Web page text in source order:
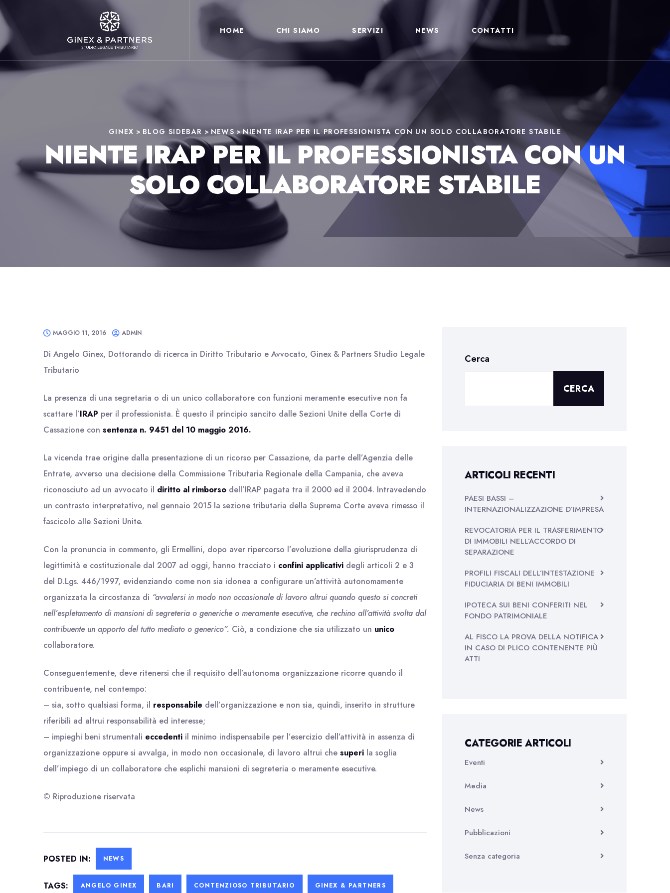
HOME CHI SIAMO SERVIZI NEWS CONTATTI
GINEX > BLOG SIDEBAR > NEWS >NIENTE IRAP PER IL PROFESSIONISTA CON UN SOLO COLLABORATORE STABILE
NIENTE IRAP PER IL PROFESSIONISTA CON UN
SOLO COLLABORATORE STABILE
MAGGIO 11, 2016 ADMIN
Di Angelo Ginex, Dottorando di ricerca in Diritto Tributario e Avvocato, Ginex & Partners Studio Legale
Tributario
La presenza di una segretaria o di un unico collaboratore con funzioni meramente esecutive non fa
scattare l’IRAP per il professionista. È questo il principio sancito dalle Sezioni Unite della Corte di
Cassazione con sentenza n. 9451 del 10 maggio 2016.
La vicenda trae origine dalla presentazione di un ricorso per Cassazione, da parte dell’Agenzia delle
Entrate, avverso una decisione della Commissione Tributaria Regionale della Campania, che aveva
riconosciuto ad un avvocato il diritto al rimborso dell’IRAP pagata tra il 2000 ed il 2004. Intravedendo
un contrasto interpretativo, nel gennaio 2015 la sezione tributaria della Suprema Corte aveva rimesso il
fascicolo alle Sezioni Unite.
Con la pronuncia in commento, gli Ermellini, dopo aver ripercorso l’evoluzione della giurisprudenza di
legittimità e costituzionale dal 2007 ad oggi, hanno tracciato i confini applicativi degli articoli 2 e 3
del D.Lgs. 446/1997, evidenziando come non sia idonea a configurare un’attività autonomamente
organizzata la circostanza di “avvalersi in modo non occasionale di lavoro altrui quando questo si concreti
nell’espletamento di mansioni di segreteria o generiche o meramente esecutive, che rechino all’attività svolta dal
contribuente un apporto del tutto mediato o generico”. Ciò, a condizione che sia utilizzato un unico
collaboratore.
Conseguentemente, deve ritenersi che il requisito dell’autonoma organizzazione ricorre quando il
contribuente, nel contempo:
– sia, sotto qualsiasi forma, il responsabile dell’organizzazione e non sia, quindi, inserito in strutture
riferibili ad altrui responsabilità ed interesse;
– impieghi beni strumentali eccedenti il minimo indispensabile per l’esercizio dell’attività in assenza di
organizzazione oppure si avvalga, in modo non occasionale, di lavoro altrui che superi la soglia
dell’impiego di un collaboratore che esplichi mansioni di segreteria o meramente esecutive.
© Riproduzione riservata
POSTED IN: NEWS
TAGS: ANGELO GINEX BARI CONTENZIOSO TRIBUTARIO GINEX & PARTNERS
Cerca
CERCA
ARTICOLI RECENTI
PAESI BASSI –
INTERNAZIONALIZZAZIONE D’IMPRESA
REVOCATORIA PER IL TRASFERIMENTO
DI IMMOBILI NELL’ACCORDO DI
SEPARAZIONE
PROFILI FISCALI DELL’INTESTAZIONE
FIDUCIARIA DI BENI IMMOBILI
IPOTECA SUI BENI CONFERITI NEL
FONDO PATRIMONIALE
AL FISCO LA PROVA DELLA NOTIFICA
IN CASO DI PLICO CONTENENTE PIÙ
ATTI
CATEGORIE ARTICOLI
Eventi
Media
News
Pubblicazioni
Senza categoria